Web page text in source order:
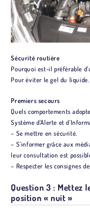
Sécurité routière
Pourquoi est-il préférable
Pour éviter le gel du liquide.
Premiers secours
Quels comportements
Système d’Alerte et
– Se mettre en sécurité.
– S’informer grâce aux
leur consultation est
– Respecter les consignes
Question 3 : Mettez
position « nuit »